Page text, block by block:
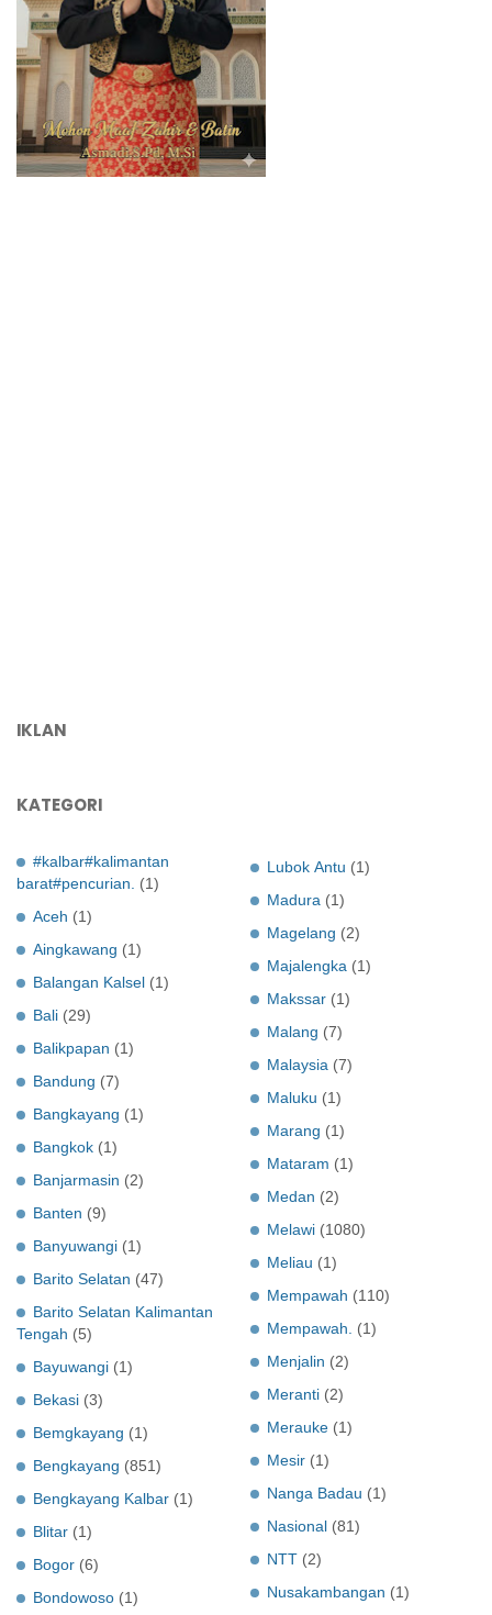
IKLAN
KATEGORI
#kalbar#kalimantan
barat#pencurian.
(1)
Aceh (1)
Aingkawang (1)
Balangan Kalsel (1)
Bali (29)
Balikpapan (1)
Bandung (7)
Bangkayang (1)
Bangkok (1)
Banjarmasin (2)
Banten (9)
Banyuwangi (1)
Barito Selatan (47)
Barito Selatan Kalimantan
Tengah (5)
Bayuwangi (1)
Bekasi (3)
Bemgkayang (1)
Bengkayang (851)
Bengkayang Kalbar (1)
Blitar (1)
Bogor (6)
Bondowoso (1)
Lubok Antu (1)
Madura (1)
Magelang (2)
Majalengka (1)
Makssar (1)
Malang (7)
Malaysia (7)
Maluku (1)
Marang (1)
Mataram (1)
Medan (2)
Melawi (1080)
Meliau (1)
Mempawah (110)
Mempawah.
(1)
Menjalin (2)
Meranti (2)
Merauke (1)
Mesir (1)
Nanga Badau (1)
Nasional (81)
NTT (2)
Nusakambangan (1)